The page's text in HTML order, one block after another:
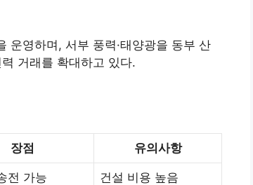
영하며, 서부 풍력·태양광을 동부 산
거래를 확대하고 있다.
장점 유의사항
전 가능 건설 비용 높음